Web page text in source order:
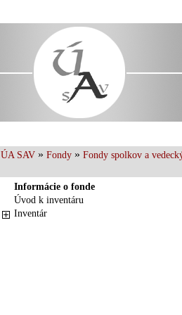
ÚA SAV » Fondy » Fondy spolkov a
Informácie o fonde
Úvod k inventáru
Inventár